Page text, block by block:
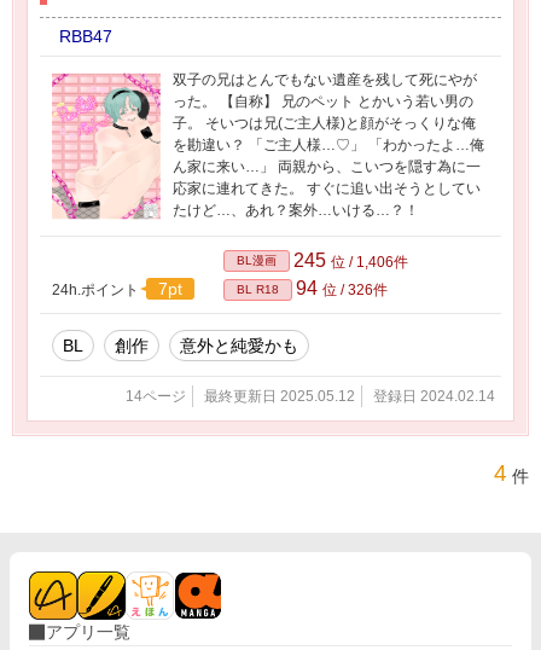
RBB47
双子の兄はとんでもない遺産を残して死にやが
った。 【自称】 兄のペット とかいう若い男の
子。 そいつは兄(ご主人様)と顔がそっくりな俺
を勘違い？ 「ご主人様…♡」 「わかったよ…俺
ん家に来い…」 両親から、こいつを隠す為に一
応家に連れてきた。 すぐに追い出そうとしてい
たけど…、あれ？案外…いける…？！
24h.ポイント 7pt
BL漫画 245 位 / 1,406件
BL R18 94 位 / 326件
BL 創作 意外と純愛かも
14ページ 最終更新日 2025.05.12 登録日 2024.02.14
4 件
アプリ一覧